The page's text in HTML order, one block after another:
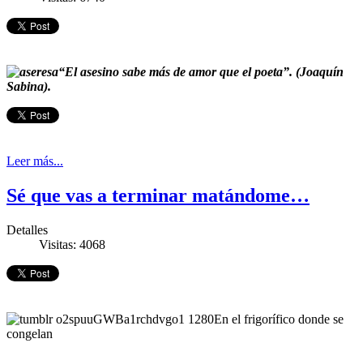
“El asesino sabe más de amor que el poeta”. (Joaquín
Sabina).
Leer más...
Sé que vas a terminar matándome…
Detalles
Visitas: 4068
En el frigorífico donde se
congelan